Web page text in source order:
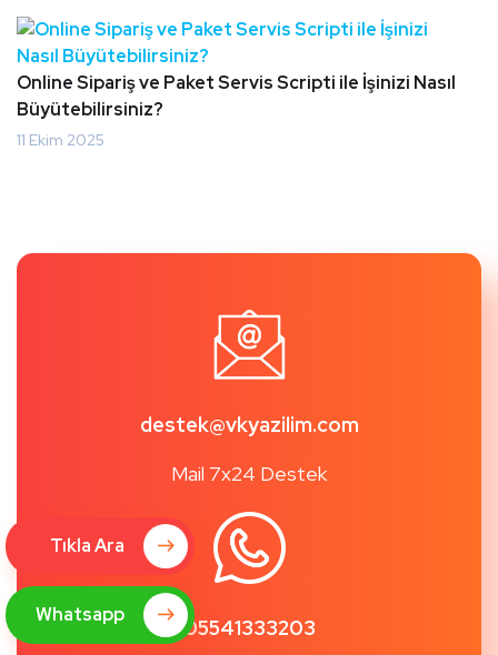
Online Sipariş ve Paket Servis Scripti ile İşinizi Nasıl
Büyütebilirsiniz?
11 Ekim 2025
Tıkla Ara
Whatsapp
destek@vkyazilim.com
Mail 7x24 Destek
05541333203